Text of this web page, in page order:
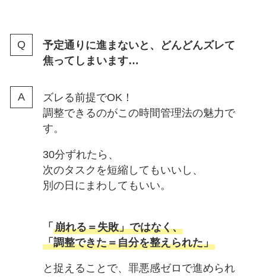
予定通りに進まないと、どんどんズレて
焦ってしまいます…
ズレる前提でOK！
調整できるのがこの時間管理法の魅力で
す。
30分ずれたら、
次のタスクを短縮してもいいし、
別の日にまわしてもいい。
「 崩れる＝失敗」ではなく、
「調整できた＝自分を整えられた」
と捉えることで、罪悪感ゼロで進められ